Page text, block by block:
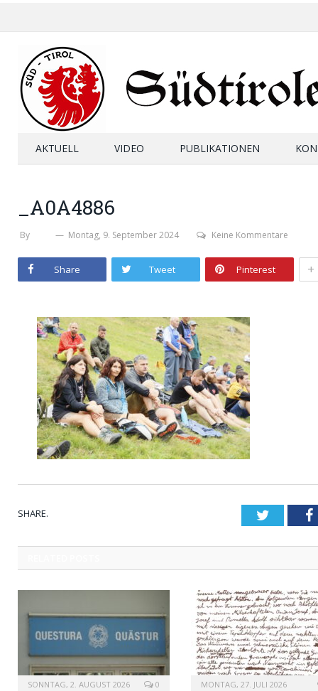
AKTUELL VIDEO PUBLIKATIONEN
_A0A4886
By Montag, 9. September 2024 Keine Kommentare
Share Tweet Pinterest +
SHARE. Twitter
SONNTAG, 2. AUGUST 2026 0 MONTAG, 27. JULI 2026